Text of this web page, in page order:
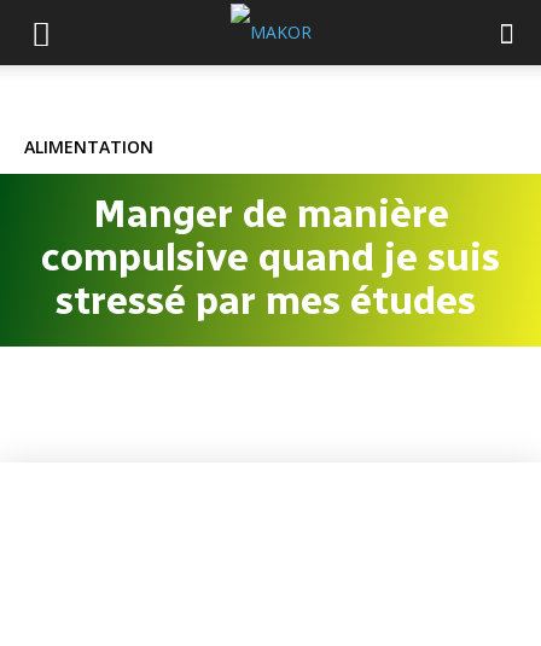
ALIMENTATION
Manger de manière
compulsive quand je suis
stressé par mes études